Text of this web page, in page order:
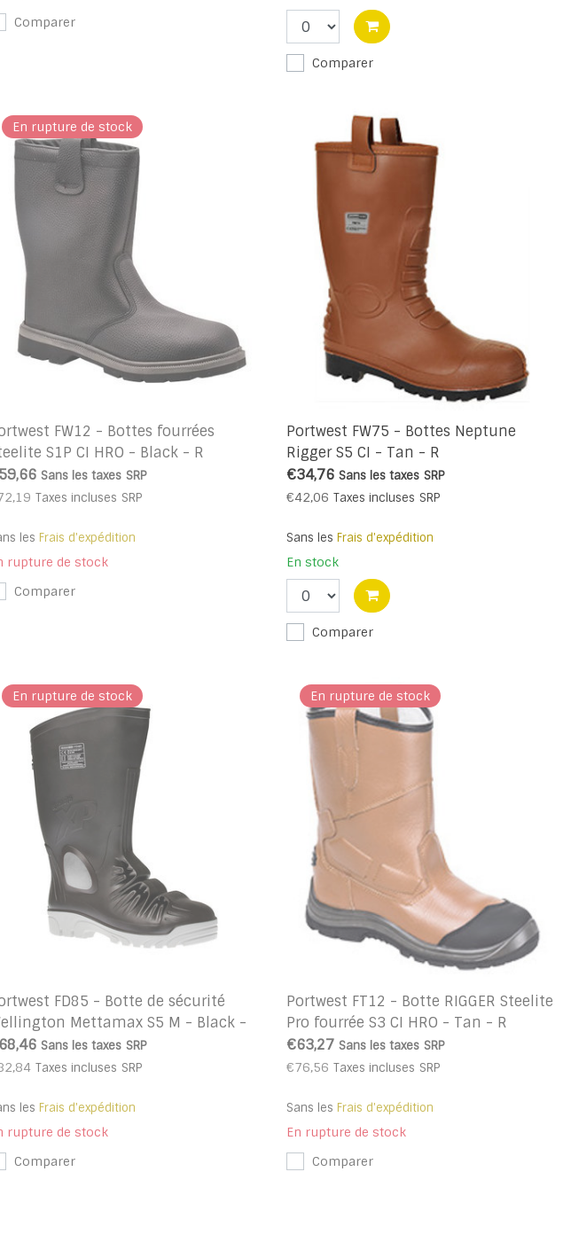
Comparer
Comparer
En rupture de stock
FW12 - Bottes fourrées
S1P CI HRO - Black - R
Sans les taxes SRP
Taxes incluses SRP
les Frais d'expédition
rupture de stock
Comparer
Portwest FW75 - Bottes Neptune
Rigger S5 CI - Tan - R
€34,76 Sans les taxes SRP
€42,06 Taxes incluses SRP
Sans les Frais d'expédition
En stock
Comparer
En rupture de stock
FD85 - Botte de sécurité
Mettamax S5 M - Black -
Sans les taxes SRP
Taxes incluses SRP
les Frais d'expédition
rupture de stock
Comparer
En rupture de stock
Portwest FT12 - Botte RIGGER Steelite
Pro fourrée S3 CI HRO - Tan - R
€63,27 Sans les taxes SRP
€76,56 Taxes incluses SRP
Sans les Frais d'expédition
En rupture de stock
Comparer